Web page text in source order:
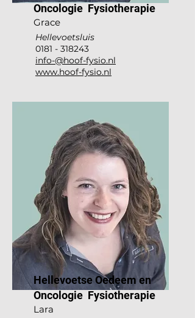
Oncologie Fysiotherapie
Grace
Hellevoetsluis
0181 - 318243
info-@hoof-fysio.nl
www.hoof-fysio.nl
Hellevoetse Oedeem en
Oncologie Fysiotherapie
Lara